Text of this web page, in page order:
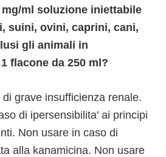
mg/ml soluzione iniettabile
suini, ovini, caprini, cani,
gli animali in
flacone da 250 ml?
grave insufficienza renale.
di ipersensibilita' ai principi
Non usare in caso di
alla kanamicina. Non usare